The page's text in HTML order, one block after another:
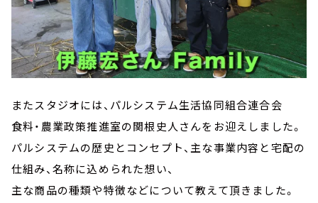
またスタジオには、パルシステム生活協同組合連合会
食料・農業政策推進室の関根史人さんをお迎えしました。
パルシステムの歴史とコンセプト、主な事業内容と宅配の
仕組み、名称に込められた想い、
主な商品の種類や特徴などについて教えて頂きました。